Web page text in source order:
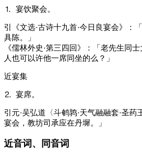
⒈ 宴饮聚会。
引
《文选·古诗十九首·今日良宴会》：
具陈。」
《儒林外史·第三四回》：「老先生同
人也可以许他一席同坐的么？」
近宴集
⒉ 宴席。
引 元·吴弘道〈斗鹌鹑·天气融融套·圣
宴会，教坊司承应在丹墀。」
近音词、同音词